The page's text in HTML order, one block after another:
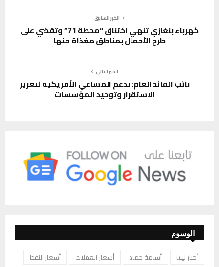
الخبر السابق
كهرباء بنغازي تنهي اختناق “محطة 71” وتقضي على
طرح الأحمال بمناطق مغذاة منها
الخبر التالي
نائب القائد العام: ندعم المساعي الأمريكية لتعزيز
الاستقرار وتوحيد المؤسسات
الوسوم
أخبار ليبيا أسامة حماد أسعار العملات
أسعار النفط